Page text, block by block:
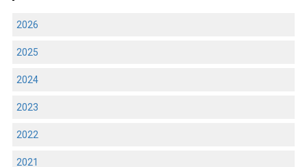
2026
2025
2024
2023
2022
2021